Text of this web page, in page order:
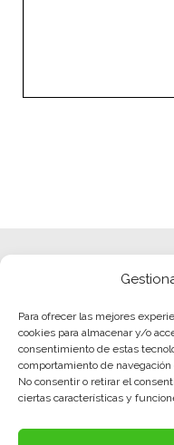
Para ofrecer las mejores
cookies para almacenar y/o
consentimiento de estas
comportamiento de
No consentir o retirar el
ciertas características y